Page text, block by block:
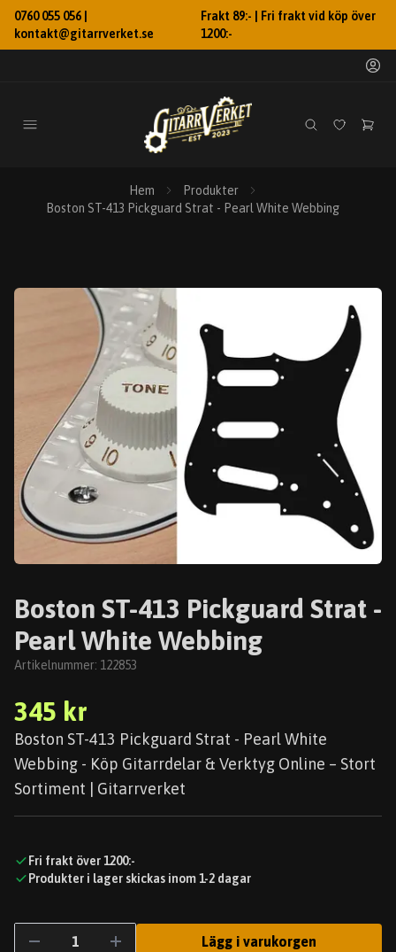
0760 055 056 |
kontakt@gitarrverket.se
Frakt 89:- | Fri frakt vid köp över
1200:-
Hem
Produkter
Boston ST-413 Pickguard Strat - Pearl White Webbing
Boston ST-413 Pickguard Strat -
Pearl White Webbing
Artikelnummer: 122853
345 kr
Boston ST-413 Pickguard Strat - Pearl White
Webbing - Köp Gitarrdelar & Verktyg Online – Stort
Sortiment | Gitarrverket
Fri frakt över 1200:-
Produkter i lager skickas inom 1-2 dagar
Lägg i varukorgen